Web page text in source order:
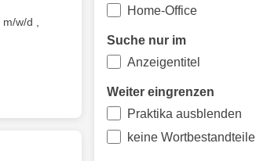
m/w/d ,
Home-Office
Suche nur im
Anzeigentitel
Weiter eingrenzen
Praktika ausblenden
keine Wortbestandteile